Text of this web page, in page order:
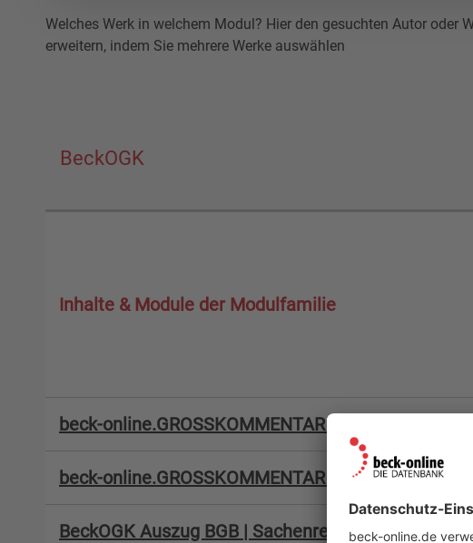
Welches Werk in welchem Modul? Hier den gesuchten Autor oder
erweitern, indem Sie mehrere Werke auswählen
BeckOGK
Inhalte & Module der Modulfamilie
beck-online.GROSSKOMMENTAR | BeurkG
beck-online.GROSSKOMMENTAR | UmwG
BeckOGK Auszug BGB | Sachenrecht